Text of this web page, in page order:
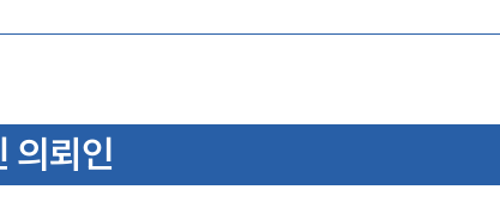
의뢰인